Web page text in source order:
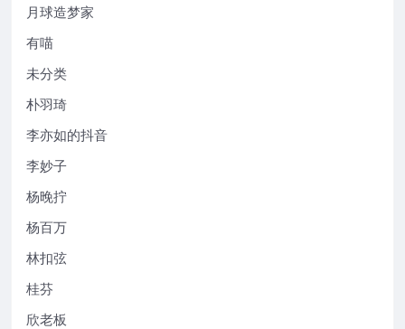
月球造梦家
有喵
未分类
朴羽琦
李亦如的抖音
李妙子
杨晚拧
杨百万
林扣弦
桂芬
欣老板